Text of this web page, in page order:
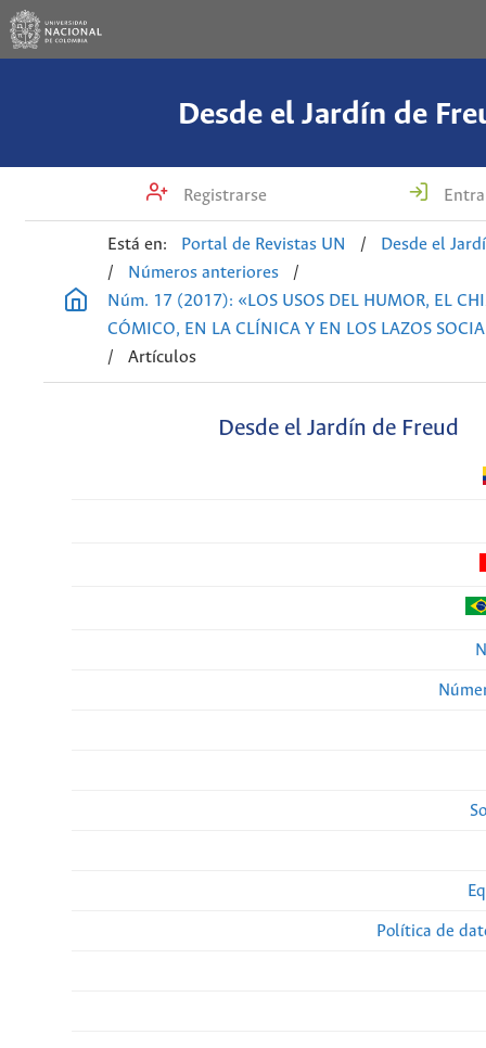
Desde el Jardín de
Registrarse
Está en: Portal de Revistas UN /
Desde el
/
Números anteriores
/
Núm. 17 (2017): «LOS USOS DEL HUMOR, EL
CÓMICO, EN LA CLÍNICA Y EN LOS LAZOS
/
Artículos
Desde el Jardín de Freud
Política de